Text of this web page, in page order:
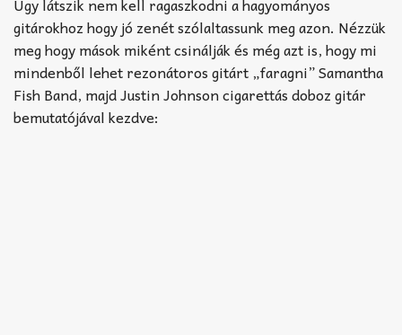
TABok
Improvizáció
gitárokhoz hogy jó zenét szólaltassunk meg azon. Nézzük
meg hogy mások miként csinálják és még azt is, hogy mi
mindenből lehet rezonátoros gitárt „faragni” Samantha
Fish Band, majd Justin Johnson cigarettás doboz gitár
bemutatójával kezdve: